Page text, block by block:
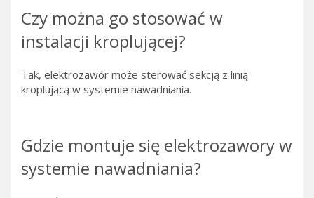
Czy można go stosować w
instalacji kroplującej?
Tak, elektrozawór może sterować sekcją z linią
kroplującą w systemie nawadniania.
Gdzie montuje się elektrozawory w
systemie nawadniania?